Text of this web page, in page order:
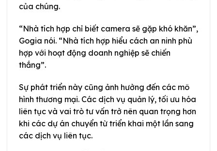
của chúng.
“Nhà tích hợp chỉ biết camera sẽ gặp khó khăn”,
Gogia nói. “Nhà tích hợp hiểu cách an ninh phù
hợp với hoạt động doanh nghiệp sẽ chiến
thắng”.
Sự phát triển này cũng ảnh hưởng đến các mô
hình thương mại. Các dịch vụ quản lý, tối ưu hóa
liên tục và vai trò tư vấn trở nên quan trọng hơn
khi các dự án chuyển từ triển khai một lần sang
các dịch vụ liên tục.